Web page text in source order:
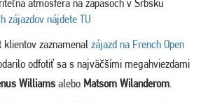
atmosféra na zápasoch v Srbsku
zájazdov nájdete TU
zaznamenal zájazd na French Open
odfotiť sa s najväčšími megahviezdami
Williamsalebo Matsom Wilanderom.